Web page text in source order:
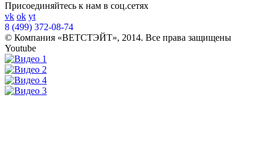
Присоединяйтесь к нам в соц.сетях
vk ok yt
8 (499) 372-08-74
© Компания «ВЕТСТЭЙТ», 2014. Все права защищены
Youtube